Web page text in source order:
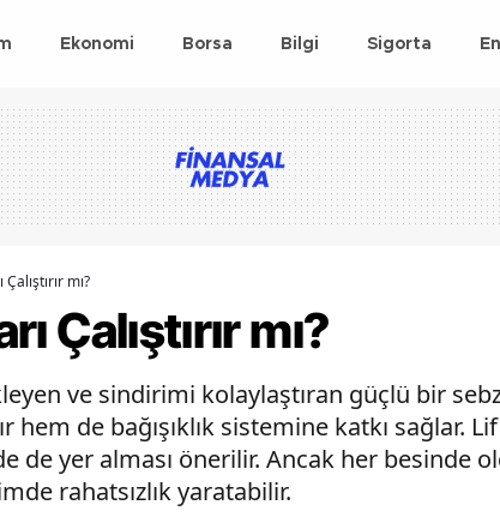
Ekonomi Borsa Bilgi Sigorta
mı?
Çalıştırır mı?
ve sindirimi kolaylaştıran güçlü bir
hem de bağışıklık sistemine katkı sağlar.
de yer alması önerilir. Ancak her besinde
rahatsızlık yaratabilir.